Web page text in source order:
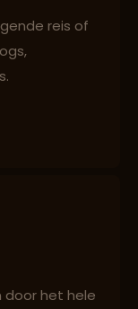
reis of
door het hele